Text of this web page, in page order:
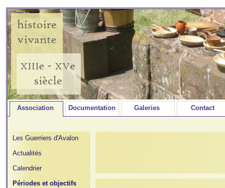
Association Documentation Galeries Contact
Les Guerriers d'Avalon
Actualités
Calendrier
Périodes et objectifs